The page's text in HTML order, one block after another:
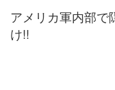
アメリカ軍内部で
け!!